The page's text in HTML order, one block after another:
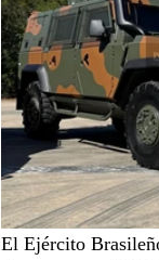
El Ejército